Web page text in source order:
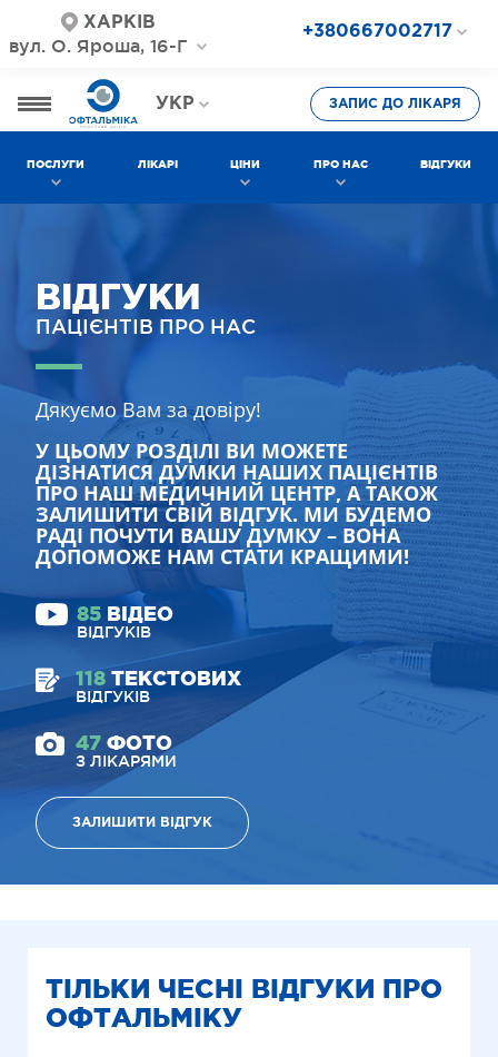
ХАРКІВ
вул. О. Яроша, 16-Г
+380667002717
+380577002717
УКР
РОС
ЗАПИС ДО ЛІКАРЯ
ПОСЛУГИ ЛІКАРІ ЦІНИ ПРО НАС ВІДГУКИ
ВІДГУКИ
ПАЦІЄНТІВ ПРО НАС
Дякуємо Вам за довіру!
У ЦЬОМУ РОЗДІЛІ ВИ МОЖЕТЕ
ДІЗНАТИСЯ ДУМКИ НАШИХ ПАЦІЄНТІВ
ПРО НАШ МЕДИЧНИЙ ЦЕНТР, А ТАКОЖ
ЗАЛИШИТИ СВІЙ ВІДГУК. МИ БУДЕМО
РАДІ ПОЧУТИ ВАШУ ДУМКУ – ВОНА
ДОПОМОЖЕ НАМ СТАТИ КРАЩИМИ!
85 ВІДЕО
ВІДГУКІВ
118 ТЕКСТОВИХ
ВІДГУКІВ
47 ФОТО
З ЛІКАРЯМИ
ЗАЛИШИТИ ВІДГУК
ТІЛЬКИ ЧЕСНІ ВІДГУКИ ПРО
ОФТАЛЬМІКУ